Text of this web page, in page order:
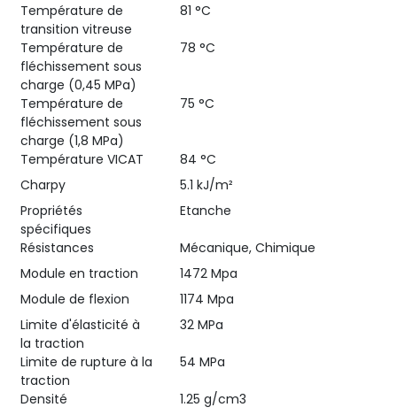
Température de
transition vitreuse
81 °C
Température de
fléchissement sous
charge (0,45 MPa)
78 °C
Température de
fléchissement sous
charge (1,8 MPa)
75 °C
Température VICAT
84 °C
Charpy
5.1 kJ/m²
Propriétés
spécifiques
Etanche
Résistances
Mécanique, Chimique
Module en traction
1472 Mpa
Module de flexion
1174 Mpa
Limite d'élasticité à
la traction
32 MPa
Limite de rupture à la
traction
54 MPa
Densité 1.25 g/cm3